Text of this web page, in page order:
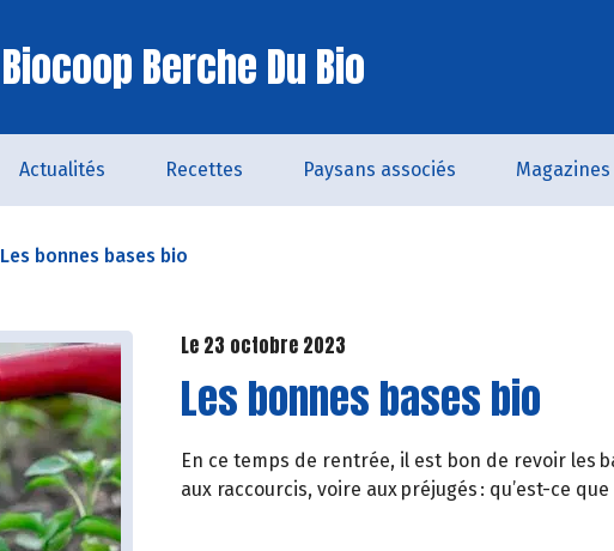
Biocoop Berche Du Bio
Actualités Recettes Paysans associés Magazines
Les bonnes bases bio
Le 23 octobre 2023
Les bonnes bases bio
En ce temps de rentrée, il est bon de revoir les
aux raccourcis, voire aux préjugés : qu’est-ce